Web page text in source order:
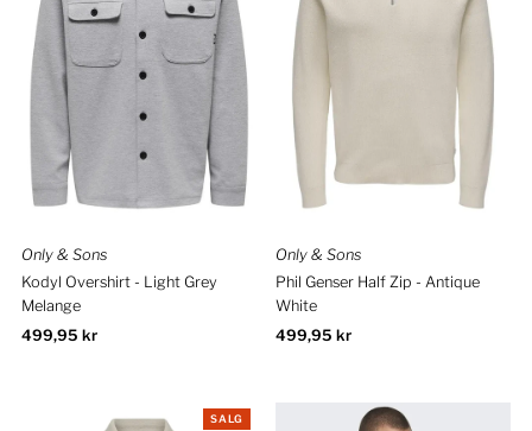
Only & Sons
Kodyl Overshirt - Light Grey
Melange
Ordinær
499,95 kr
Only & Sons
Phil Genser Half Zip - Antique
White
Ordinær
499,95 kr
SALG